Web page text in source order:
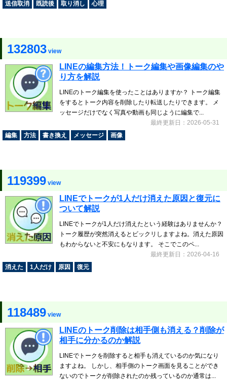
送信取消
既読後 取り消し 心理
132803 view
LINEの編集方法！トーク編集や画像編集のや
り方を解説
LINEのトーク編集を使ったことはありますか？ トーク編集
をするとトーク内容を削除したり転送したりできます。 メ
ッセージだけでなく写真や動画も同じように編集で...
最終更新日：2026-05-31
編集
方法 書き換え メッセージ 画像
119399 view
LINEでトークが1人だけ消えた原因と復元に
ついて解説
LINEでトークが1人だけ消えたという経験はありませんか？
トーク履歴が突然消えるとビックリしますよね。消えた原因
もわからないと不安にもなります。 そこでこのペ...
最終更新日：2026-04-16
消えた
1人だけ 原因 復元
118489 view
LINEのトーク削除は相手側も消える？削除が
相手に分かるのか解説
LINEでトークを削除すると相手も消えているのか気になり
ますよね。 しかし、相手側のトーク画面を見ることができ
ないのでトークが削除されたのか残っているのか通常は...